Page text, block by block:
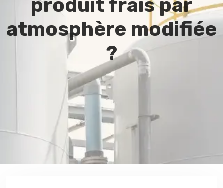
produit frais par
atmosphère modifiée
?